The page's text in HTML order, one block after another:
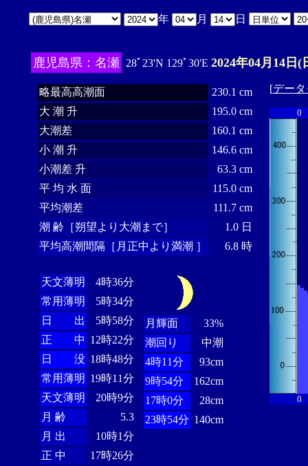
年 月 日
鹿児島県：名瀬 28ﾟ23'N 129ﾟ30'E 2024年04月14日(
略最高高潮面
230.1 cm
大 潮 升
195.0 cm
大潮差
160.1 cm
小 潮 升
146.6 cm
小潮差 升
63.3 cm
平 均 水 面
115.0 cm
平均潮差
111.7 cm
潮 齢［朔望より大潮まで］
1.0 日
平均高潮間隔［月正中より満潮 ］
6.8 時
天文薄明
4時36分
常用薄明
5時34分
日 出
5時58分
正 中 12時22分
日 没 18時48分
常用薄明 19時11分
天文薄明
20時9分
月 齢
5.3
月 出
10時1分
正 中
17時26分
月輝面
33%
潮回り
中潮
4時11分
93cm
9時54分
162cm
17時0分
28cm
23時54分 140cm
[デー
0
0